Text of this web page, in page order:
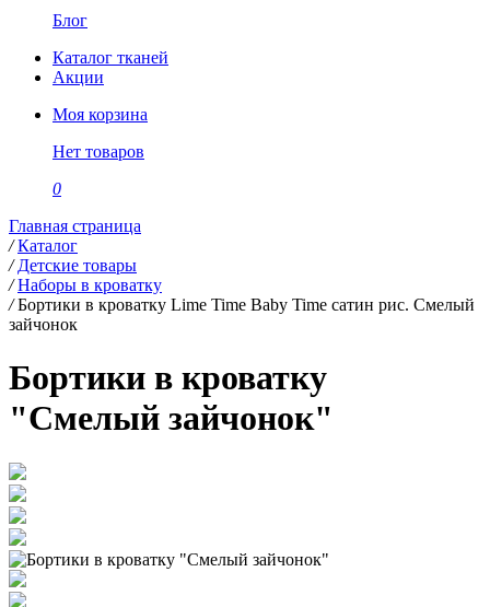
Блог
Каталог тканей
Акции
Моя корзина
Нет товаров
0
Главная страница
/ Каталог
/ Детские товары
/ Наборы в кроватку
/ Бортики в кроватку Lime Time Baby Time сатин рис. Смелый
зайчонок
Бортики в кроватку
"Смелый зайчонок"